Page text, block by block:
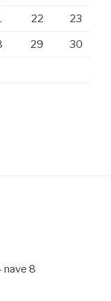
22 23
29 30
nave 8